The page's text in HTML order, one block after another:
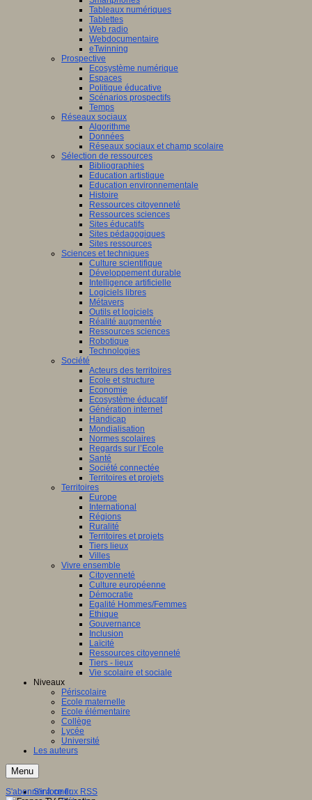
Tableaux numériques
Tablettes
Web radio
Webdocumentaire
eTwinning
Prospective
Ecosystème numérique
Espaces
Politique éducative
Scénarios prospectifs
Temps
Réseaux sociaux
Algorithme
Données
Réseaux sociaux et champ scolaire
Sélection de ressources
Bibliographies
Education artistique
Education environnementale
Histoire
Ressources citoyenneté
Ressources sciences
Sites éducatifs
Sites pédagogiques
Sites ressources
Sciences et techniques
Culture scientifique
Développement durable
Intelligence artificielle
Logiciels libres
Métavers
Outils et logiciels
Réalité augmentée
Ressources sciences
Robotique
Technologies
Société
Acteurs des territoires
Ecole et structure
Economie
Ecosystème éducatif
Génération internet
Handicap
Mondialisation
Normes scolaires
Regards sur l’Ecole
Santé
Société connectée
Territoires et projets
Territoires
Europe
International
Régions
Ruralité
Territoires et projets
Tiers lieux
Villes
Vivre ensemble
Citoyenneté
Culture européenne
Démocratie
Egalité Hommes/Femmes
Ethique
Gouvernance
Inclusion
Laïcité
Ressources citoyenneté
Tiers - lieux
Vie scolaire et sociale
Niveaux
Périscolaire
Ecole maternelle
Ecole élémentaire
Collège
Lycée
Université
Les auteurs
Menu
S'informer
S'abonner à ce flux RSS